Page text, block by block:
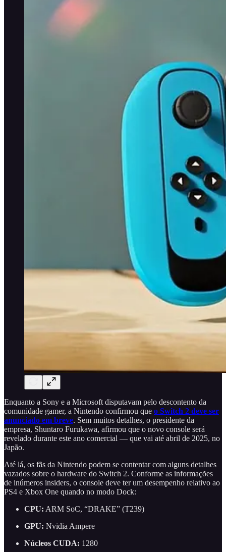
Enquanto a Sony e a Microsoft disputavam pelo descontento da
comunidade gamer, a Nintendo confirmou que o Switch 2 deve ser
anunciado em breve. Sem muitos detalhes, o presidente da
empresa, Shuntaro Furukawa, afirmou que o novo console será
revelado durante este ano comercial — que vai até abril de 2025, no
Japão.
Até lá, os fãs da Nintendo podem se contentar com alguns detalhes
vazados sobre o hardware do Switch 2. Conforme as informações
de inúmeros insiders, o console deve ter um desempenho relativo ao
PS4 e Xbox One quando no modo Dock:
CPU: ARM SoC, “DRAKE” (T239)
GPU: Nvidia Ampere
Núcleos CUDA: 1280